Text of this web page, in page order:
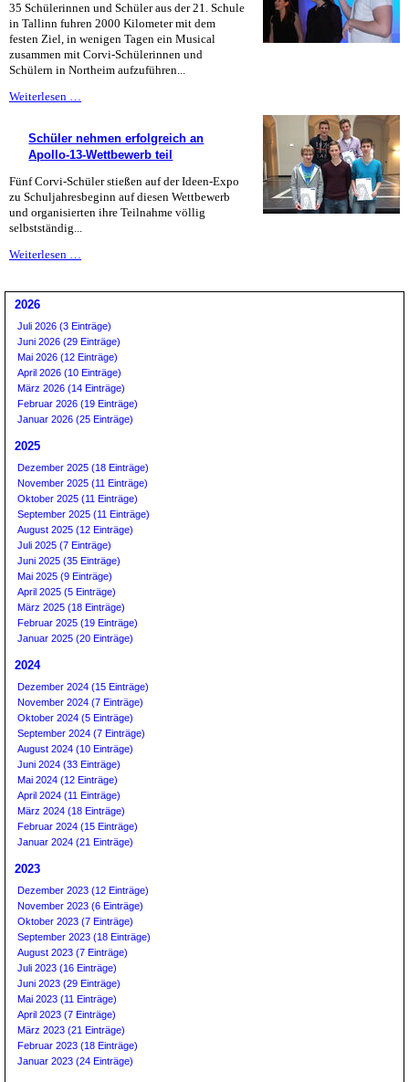
beim
Känguruwettbewerb
35 Schülerinnen und Schüler aus der 21. Schule
in Tallinn fuhren 2000 Kilometer mit dem
festen Ziel, in wenigen Tagen ein Musical
zusammen mit Corvi-Schülerinnen und
Schülern in Northeim aufzuführen...
Weiterlesen …
deutsch-
estnische
am
Corvi
Schüler nehmen erfolgreich an
Apollo-13-Wettbewerb teil
Fünf Corvi-Schüler stießen auf der Ideen-Expo
zu Schuljahresbeginn auf diesen Wettbewerb
und organisierten ihre Teilnahme völlig
selbstständig...
Weiterlesen …
13-
Wettbewerb
teil
2026
Juli 2026 (3 Einträge)
Juni 2026 (29 Einträge)
Mai 2026 (12 Einträge)
April 2026 (10 Einträge)
März 2026 (14 Einträge)
Februar 2026 (19 Einträge)
Januar 2026 (25 Einträge)
2025
Dezember 2025 (18 Einträge)
November 2025 (11 Einträge)
Oktober 2025 (11 Einträge)
September 2025 (11 Einträge)
August 2025 (12 Einträge)
Juli 2025 (7 Einträge)
Juni 2025 (35 Einträge)
Mai 2025 (9 Einträge)
April 2025 (5 Einträge)
März 2025 (18 Einträge)
Februar 2025 (19 Einträge)
Januar 2025 (20 Einträge)
2024
Dezember 2024 (15 Einträge)
November 2024 (7 Einträge)
Oktober 2024 (5 Einträge)
September 2024 (7 Einträge)
August 2024 (10 Einträge)
Juni 2024 (33 Einträge)
Mai 2024 (12 Einträge)
April 2024 (11 Einträge)
März 2024 (18 Einträge)
Februar 2024 (15 Einträge)
Januar 2024 (21 Einträge)
2023
Dezember 2023 (12 Einträge)
November 2023 (6 Einträge)
Oktober 2023 (7 Einträge)
September 2023 (18 Einträge)
August 2023 (7 Einträge)
Juli 2023 (16 Einträge)
Juni 2023 (29 Einträge)
Mai 2023 (11 Einträge)
April 2023 (7 Einträge)
März 2023 (21 Einträge)
Februar 2023 (18 Einträge)
Januar 2023 (24 Einträge)